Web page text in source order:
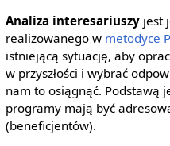
Analiza interesariuszyjest
realizowanego w metodyce
istniejącą sytuację, aby
w przyszłości i wybrać
nam to osiągnąć. Podstawą
programy mają być
(beneficjentów).